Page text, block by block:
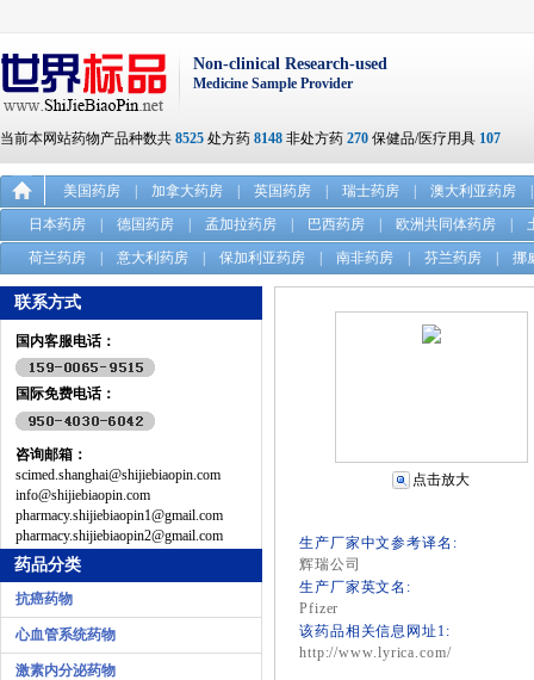
Non-clinical Research-used
Medicine Sample Provider
当前本网站药物产品种数共 8525 处方药 8148 非处方药 270 保健品/医疗用具 107
美国药房 加拿大药房 英国药房 瑞士药房 澳大利亚药房
日本药房
德国药房 孟加拉药房 巴西药房 欧洲共同体药房
荷兰药房
意大利药房 保加利亚药房 南非药房 芬兰药房 挪
联系方式
国内客服电话：
国际免费电话：
咨询邮箱：
scimed.shanghai@shijiebiaopin.com
info@shijiebiaopin.com
pharmacy.shijiebiaopin1@gmail.com
pharmacy.shijiebiaopin2@gmail.com
药品分类
抗癌药物
心血管系统药物
激素内分泌药物
点击放大
生产厂家中文参考译名:
辉瑞公司
生产厂家英文名:
Pfizer
该药品相关信息网址1:
http://www.lyrica.com/